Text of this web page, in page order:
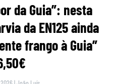
da Guia”: nesta
da EN125 ainda
frango à Guia”